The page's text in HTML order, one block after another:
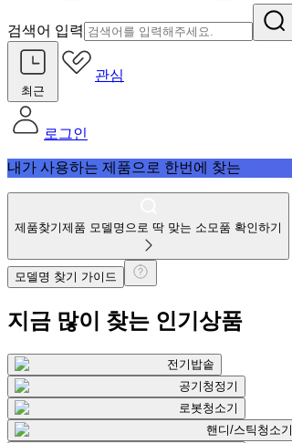
검색어 입력
최근
관심
로그인
내가 사용하는 제품으로 한번에 찾는
제품찾기제품 모델명으로 딱 맞는 소모품 확인하기
모델명 찾기 가이드
지금 많이 찾는 인기상품
전기밥솥
공기청정기
로봇청소기
핸디/스틱청소기